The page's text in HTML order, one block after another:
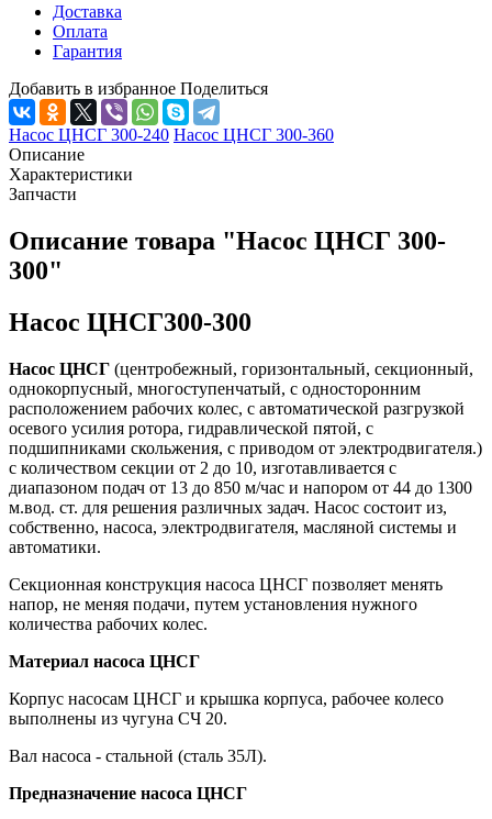
Доставка
Оплата
Гарантия
Добавить в избранное Поделиться
Насос ЦНСГ 300-240 Насос ЦНСГ 300-360
Описание
Характеристики
Запчасти
Описание товара "Насос ЦНСГ 300-
300"
Насос ЦНСГ300-300
Насос ЦНСГ (центробежный, горизонтальный, секционный,
однокорпусный, многоступенчатый, с односторонним
расположением рабочих колес, с автоматической разгрузкой
осевого усилия ротора, гидравлической пятой, с
подшипниками скольжения, с приводом от электродвигателя.)
с количеством секции от 2 до 10, изготавливается с
диапазоном подач от 13 до 850 м/час и напором от 44 до 1300
м.вод. ст. для решения различных задач. Насос состоит из,
собственно, насоса, электродвигателя, масляной системы и
автоматики.
Секционная конструкция насоса ЦНСГ позволяет менять
напор, не меняя подачи, путем установления нужного
количества рабочих колес.
Материал насоса ЦНСГ
Корпус насосам ЦНСГ и крышка корпуса, рабочее колесо
выполнены из чугуна СЧ 20.
Вал насоса - стальной (сталь 35Л).
Предназначение насоса ЦНСГ